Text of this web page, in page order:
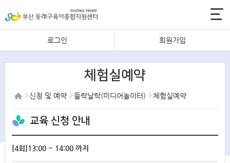
로그인 회원가입
체험실예약
신청 및 예약 들락날락(미디어놀이터) 체험실예약
교육 신청 안내
[4회]13:00 ~ 14:00 까지